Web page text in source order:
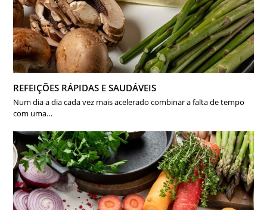
REFEIÇÕES RÁPIDAS E SAUDÁVEIS
Num dia a dia cada vez mais acelerado combinar a falta de tempo
com uma…